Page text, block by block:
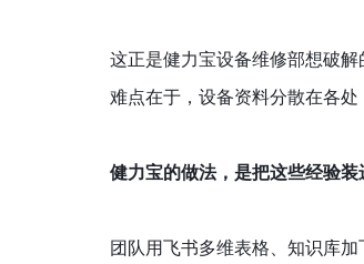
这正是健力宝设备维修部想破解
难点在于，设备资料分散在各
健力宝的做法，是把这些经验装
团队用飞书多维表格、知识库加